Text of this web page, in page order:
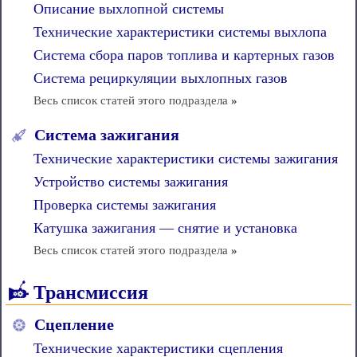
Описание выхлопной системы
Технические характеристики системы выхлопа
Система сбора паров топлива и картерных газов
Система рециркуляции выхлопных газов
Весь список статей этого подраздела »
Система зажигания
Технические характеристики системы зажигания
Устройство системы зажигания
Проверка системы зажигания
Катушка зажигания — снятие и установка
Весь список статей этого подраздела »
Трансмиссия
Сцепление
Технические характеристики сцепления